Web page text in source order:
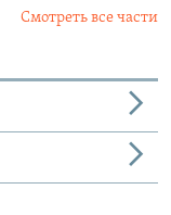
Смотреть все части